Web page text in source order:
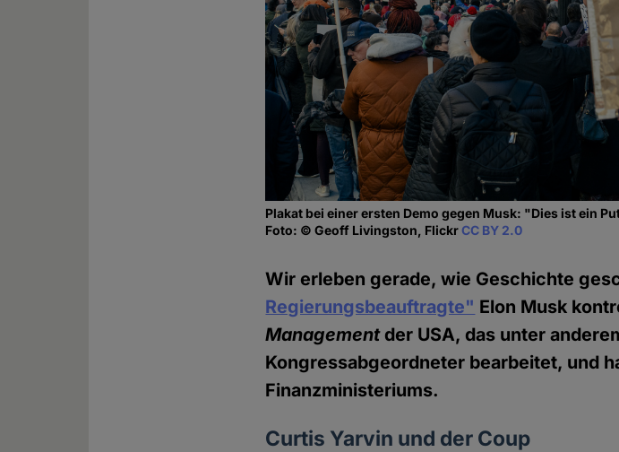
Plakat bei einer ersten Demo gegen Musk: "Dies ist ein
Foto: © Geoff Livingston, FlickrCC BY 2.0
Wir erleben gerade, wie Geschichte
Regierungsbeauftragte" Elon Musk
Managementder USA, das unter
Kongressabgeordneter bearbeitet, und
Finanzministeriums.
Curtis Yarvin und der Coup